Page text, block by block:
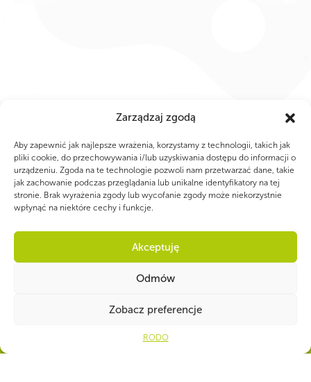
Zarządzaj zgodą
Aby zapewnić jak najlepsze wrażenia, korzystamy z technologii, takich jak
pliki cookie, do przechowywania i/lub uzyskiwania dostępu do informacji o
urządzeniu. Zgoda na te technologie pozwoli nam przetwarzać dane, takie
jak zachowanie podczas przeglądania lub unikalne identyfikatory na tej
stronie. Brak wyrażenia zgody lub wycofanie zgody może niekorzystnie
wpłynąć na niektóre cechy i funkcje.
Akceptuję
Odmów
Zobacz preferencje
RODO
WSPÓLNIE DLA HARCERSKIEJ MISJI
Twoje wsparcie, nasza
siła!
39 1140 1010 0000 2734 6700